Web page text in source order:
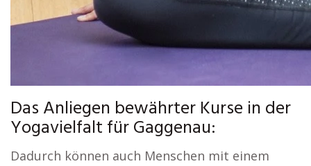
Das Anliegen bewährter Kurse in der
Yogavielfalt für Gaggenau:
Dadurch können auch Menschen mit einem